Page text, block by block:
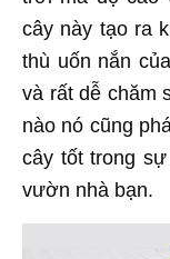
cây này tạo ra
thù uốn nắn
và rất dễ chăm
nào nó cũng
cây tốt trong
vườn nhà bạn.